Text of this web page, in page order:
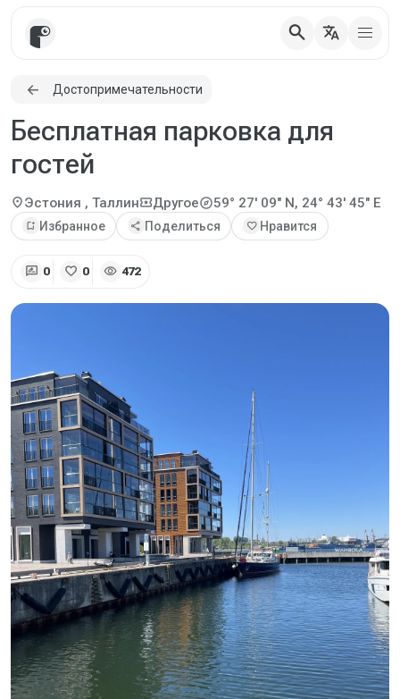
search translate
Достопримечательности
Бесплатная парковка для
гостей
location_onЭстония , Таллинlocal_activityДругоеexplore59° 27' 09" N, 24° 43' 45" E
bookmark_add Избранное share Поделиться favorite Нравится
rate_review 0 favorite 0 visibility 472